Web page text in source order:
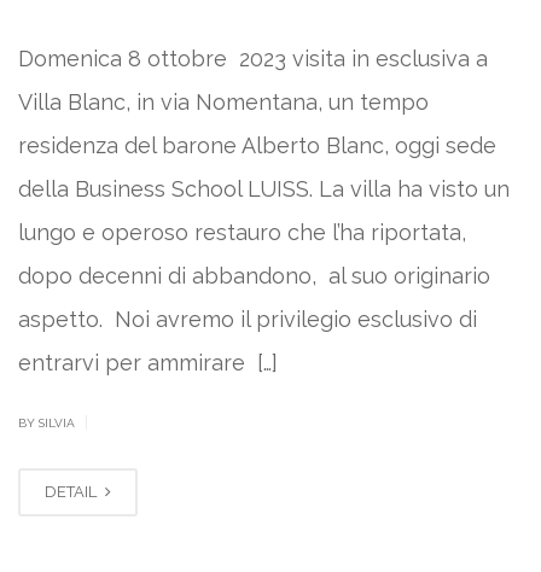
Domenica 8 ottobre 2023 visita in esclusiva a
Villa Blanc, in via Nomentana, un tempo
residenza del barone Alberto Blanc, oggi sede
della Business School LUISS. La villa ha visto un
lungo e operoso restauro che l’ha riportata,
dopo decenni di abbandono, al suo originario
aspetto. Noi avremo il privilegio esclusivo di
entrarvi per ammirare […]
BY SILVIA
DETAIL